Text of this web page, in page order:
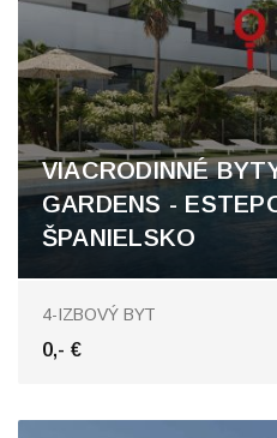
VIACRODINNÉ
GARDENS -
ŠPANIELSKO
Comarca
4-IZBOVÝ BYT
0,- €